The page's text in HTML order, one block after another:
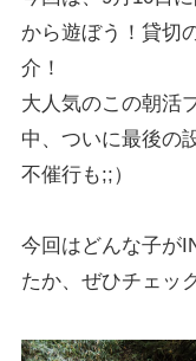
から遊ぼう！貸切
介！
大人気のこの朝活
中、ついに最後の
不催行も;;）
今回はどんな子が
たか、ぜひチェッ